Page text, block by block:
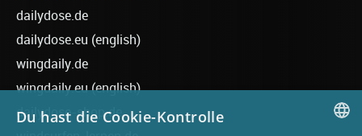
dailydose.de
dailydose.eu (english)
wingdaily.de
wingdaily.eu(english)
dailydose-shop.de
Du hast die Cookie-Kontrolle